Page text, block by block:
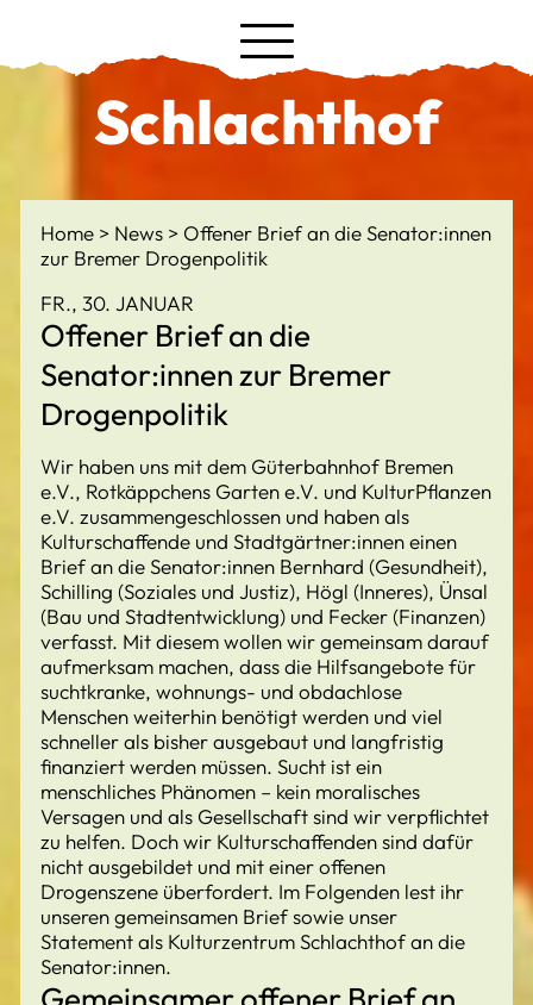
Schlachthof
Home News
Offener Brief an die Senator:innen
zur Bremer Drogenpolitik
FR., 30. JANUAR
Offener Brief an die
Senator:innen zur Bremer
Drogenpolitik
Wir haben uns mit dem Güterbahnhof Bremen
e.V., Rotkäppchens Garten e.V. und KulturPflanzen
e.V. zusammengeschlossen und haben als
Kulturschaffende und Stadtgärtner:innen einen
Brief an die Senator:innen Bernhard (Gesundheit),
Schilling (Soziales und Justiz), Högl (Inneres), Ünsal
(Bau und Stadtentwicklung) und Fecker (Finanzen)
verfasst. Mit diesem wollen wir gemeinsam darauf
aufmerksam machen, dass die Hilfsangebote für
suchtkranke, wohnungs- und obdachlose
Menschen weiterhin benötigt werden und viel
schneller als bisher ausgebaut und langfristig
finanziert werden müssen. Sucht ist ein
menschliches Phänomen – kein moralisches
Versagen und als Gesellschaft sind wir verpflichtet
zu helfen. Doch wir Kulturschaffenden sind dafür
nicht ausgebildet und mit einer offenen
Drogenszene überfordert. Im Folgenden lest ihr
unseren gemeinsamen Brief sowie unser
Statement als Kulturzentrum Schlachthof an die
Senator:innen.